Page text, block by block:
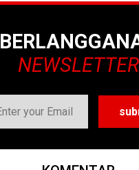
NEWSLETTER